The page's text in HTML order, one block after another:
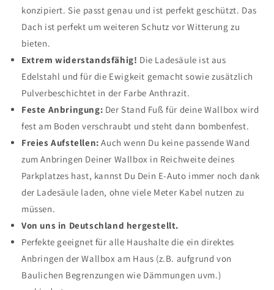
konzipiert. Sie passt genau und ist perfekt geschützt. Das
Dach ist perfekt um weiteren Schutz vor Witterung zu
bieten.
Extrem widerstandsfähig! Die Ladesäule ist aus
Edelstahl und für die Ewigkeit gemacht sowie zusätzlich
Pulverbeschichtet in der Farbe Anthrazit.
Feste Anbringung: Der Stand Fuß für deine Wallbox wird
fest am Boden verschraubt und steht dann bombenfest.
Freies Aufstellen: Auch wenn Du keine passende Wand
zum Anbringen Deiner Wallbox in Reichweite deines
Parkplatzes hast, kannst Du Dein E-Auto immer noch dank
der Ladesäule laden, ohne viele Meter Kabel nutzen zu
müssen.
Von uns in Deutschland hergestellt.
Perfekte geeignet für alle Haushalte die ein direktes
Anbringen der Wallbox am Haus (z.B. aufgrund von
Baulichen Begrenzungen wie Dämmungen uvm.)